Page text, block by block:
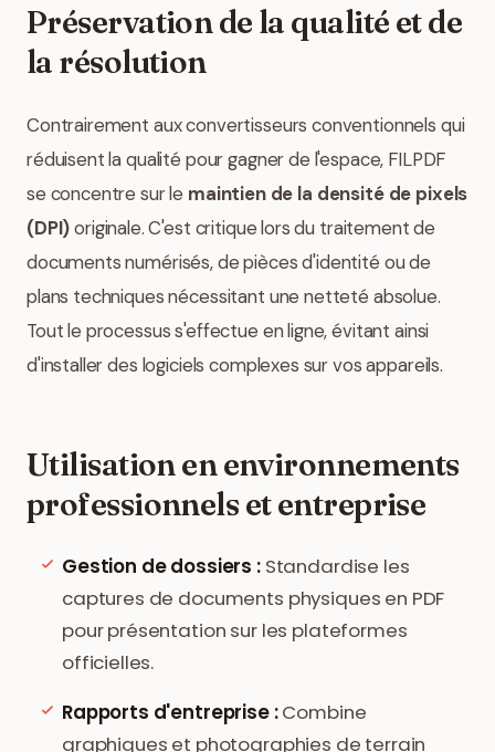
Préservation de la qualité et de
la résolution
Contrairement aux convertisseurs conventionnels qui
réduisent la qualité pour gagner de l'espace, FILPDF
se concentre sur le maintien de la densité de pixels
(DPI)originale. C'est critique lors du traitement de
documents numérisés, de pièces d'identité ou de
plans techniques nécessitant une netteté absolue.
Tout le processus s'effectue en ligne, évitant ainsi
d'installer des logiciels complexes sur vos appareils.
Utilisation en environnements
professionnels et entreprise
Gestion de dossiers :Standardise les
captures de documents physiques en PDF
pour présentation sur les plateformes
officielles.
Rapports d'entreprise :Combine
graphiques et photographies de terrain